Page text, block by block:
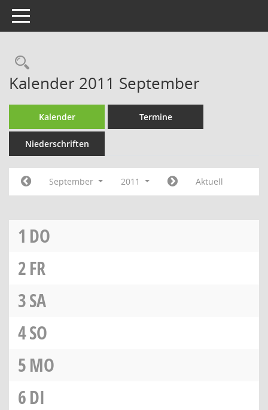
Toggle navigation
Rechercheauswahl
Kalender 2011 September
Kalender Termine
Niederschriften
September 2011 Aktuell
1 DO
2FR
3SA
4SO
5MO
6DI